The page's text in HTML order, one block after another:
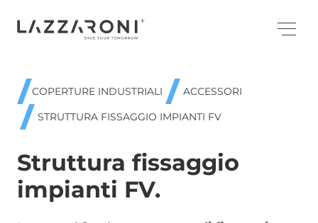
COPERTURE INDUSTRIALI
ACCESSORI
STRUTTURA FISSAGGIO IMPIANTI FV
Struttura fissaggio
impianti FV.